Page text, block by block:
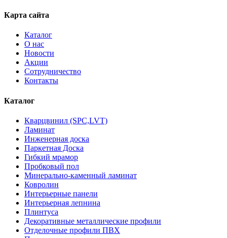
Карта сайта
Каталог
О нас
Новости
Акции
Сотрудничество
Контакты
Каталог
Кварцвинил (SPC,LVT)
Ламинат
Инженерная доска
Паркетная Доска
Гибкий мрамор
Пробковый пол
Минерально-каменный ламинат
Ковролин
Интерьерные панели
Интерьерная лепнина
Плинтуса
Декоративные металлические профили
Отделочные профили ПВХ